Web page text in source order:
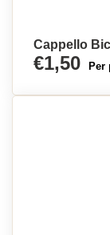
Cappello
€1,50 Per